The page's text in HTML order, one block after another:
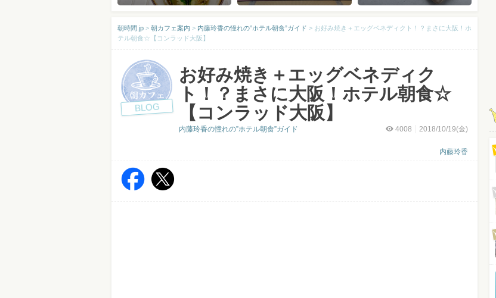
朝時間.jp > 朝カフェ案内 > 内藤玲香の憧れの”ホテル朝食”ガイド > お好み焼き＋エッグベネディクト！？まさに大阪！ホ
テル朝食☆【コンラッド大阪】
BLOG
お好み焼き＋エッグベネディク
ト！？まさに大阪！ホテル朝食☆
【コンラッド大阪】
4008 2018/10/19(金)
内藤玲香
内藤玲香の憧れの”ホテル朝食”ガイド